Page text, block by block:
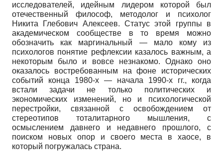
исследователей, идейным лидером которой был
отечественный философ, методолог и психолог
Никита Глебо­вич Алексеев. Статус этой группы в
академическом сообществе в то время можно
обозначить как маргинальный — мало кому из
психологов понятие рефлексии казалось важным, а
некоторым было и вовсе незнакомо. Однако оно
оказалось востребованным на фоне исторических
событий конца 1980-х — начала 1990-х гг., когда
встали задачи не только политических и
экономических изменений, но и психологической
перестройки, связанной с освобождением от
стереотипов тоталитарного мышления, с
осмыслением давнего и недавнего прошлого, с
поиском новых опор и своего места в хаосе, в
который погружалась страна.